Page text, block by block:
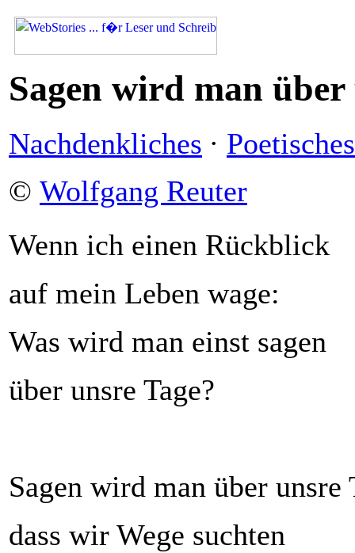
Sagen wird man über
Nachdenkliches · Poetisches
© Wolfgang Reuter
Wenn ich einen Rückblick
auf mein Leben wage:
Was wird man einst sagen
über unsre Tage?
Sagen wird man über unsre
dass wir Wege suchten